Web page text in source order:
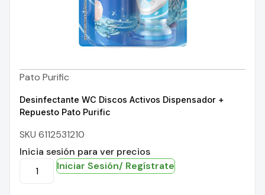
Pato Purific
Desinfectante WC Discos Activos Dispensador +
Repuesto Pato Purific
SKU 6112531210
Inicia sesión para ver precios
Iniciar Sesión/ Regístrate